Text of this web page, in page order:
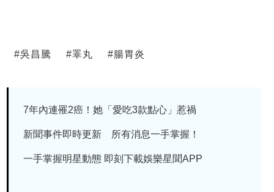
#吳昌騰 #睪丸 #腸胃炎
7年內連罹2癌！她「愛吃3款點心」惹禍
新聞事件即時更新 所有消息一手掌握！
一手掌握明星動態 即刻下載娛樂星聞APP